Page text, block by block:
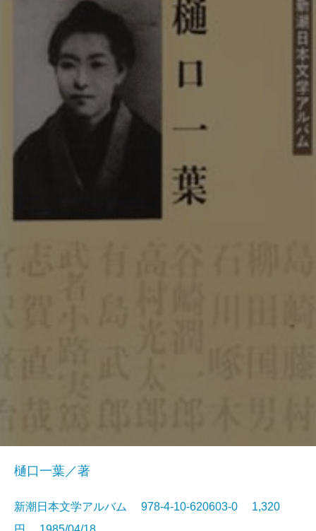
樋口一葉／著
新潮日本文学アルバム 978-4-10-620603-0 1,320